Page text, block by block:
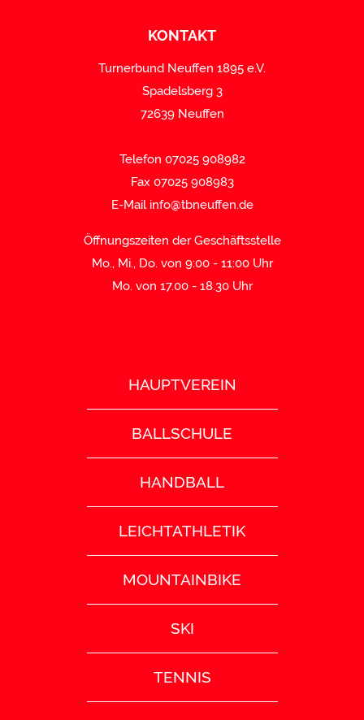
KONTAKT
Turnerbund Neuffen 1895 e.V.
Spadelsberg 3
72639 Neuffen
Telefon 07025 908982
Fax 07025 908983
E-Mail info@tbneuffen.de
Öffnungszeiten der Geschäftsstelle
Mo., Mi., Do. von 9:00 - 11:00 Uhr
Mo. von 17.00 - 18.30 Uhr
HAUPTVEREIN
BALLSCHULE
HANDBALL
LEICHTATHLETIK
MOUNTAINBIKE
SKI
TENNIS